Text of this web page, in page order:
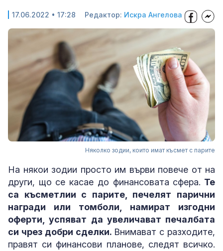
17.06.2022 • 17:28 Редактор: Искра Ангелова
Няколко зодии, които имат късмет с парите
На някои зодии просто им върви повече от на
други, що се касае до финансовата сфера. Те
са късметлии с парите, печелят парични
награди или томболи, намират изгодни
оферти, успяват да увеличават печалбата
си чрез добри сделки. Внимават с разходите,
правят си финансови планове, следят всичко.